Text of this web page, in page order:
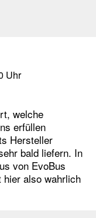
Uhr
welche
erfüllen
Hersteller
bald liefern. In
von EvoBus
also wahrlich